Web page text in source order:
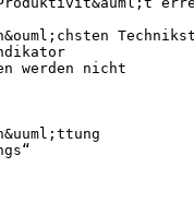
werden nicht